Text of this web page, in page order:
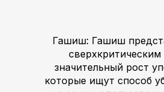
Гашиш: Гашиш
значительный рост
которые ищут способ